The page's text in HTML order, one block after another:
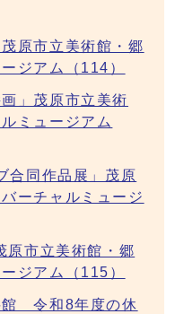
原市立美術館・郷
ジアム（114）
」茂原市立美術
ミュージアム
合同作品展」茂原
ーチャルミュージ
原市立美術館・郷
ジアム（115）
館 令和8年度の休